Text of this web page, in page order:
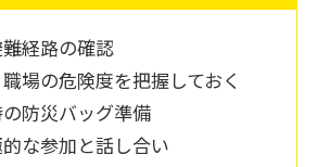
経路の確認
場の危険度を把握しておく
防災バッグ準備
な参加と話し合い